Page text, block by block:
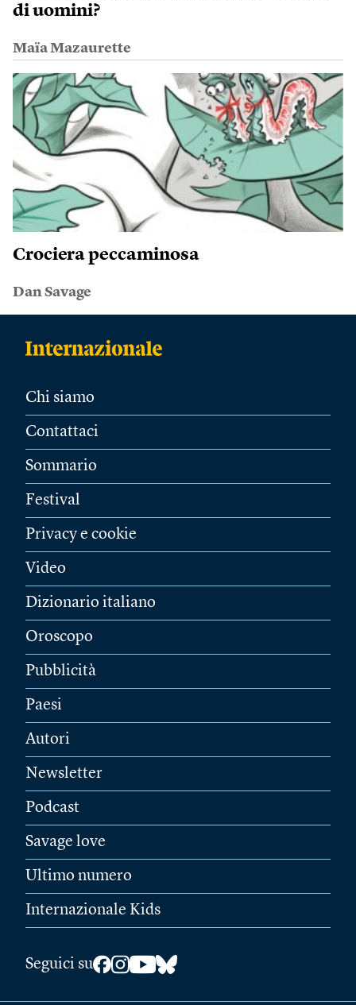
di uomini?
Maïa Mazaurette
Crociera peccaminosa
Dan Savage
Chi siamo
Contattaci
Sommario
Festival
Privacy e cookie
Video
Dizionario italiano
Oroscopo
Pubblicità
Paesi
Autori
Newsletter
Podcast
Savage love
Ultimo numero
Internazionale Kids
Seguici su